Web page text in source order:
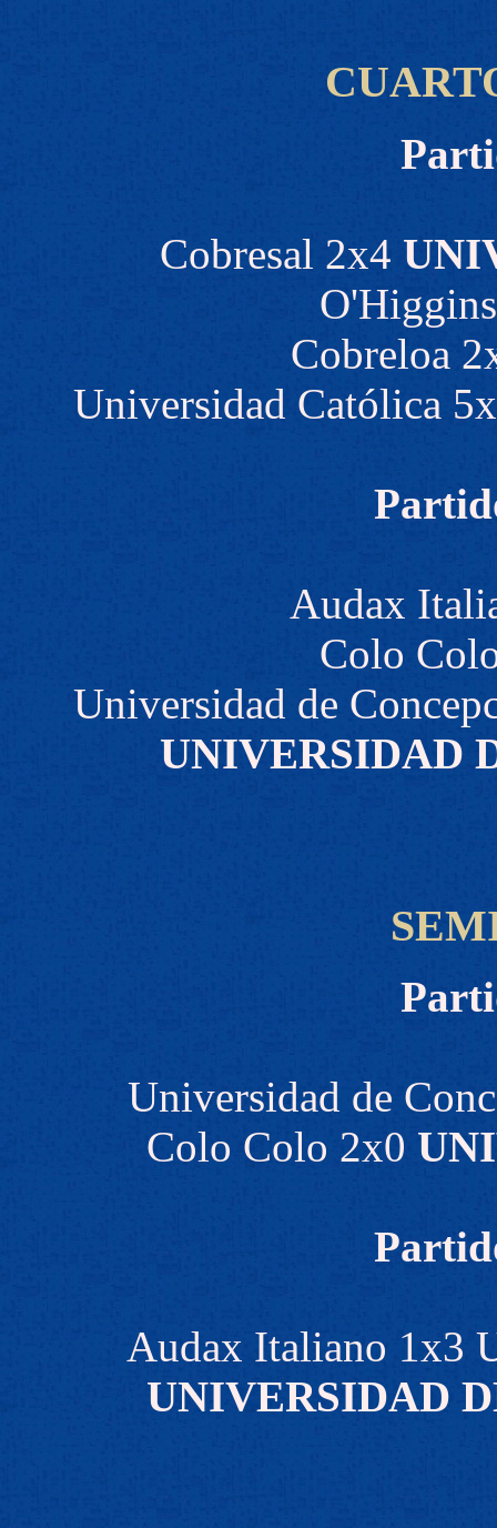
Cobresal 2x4
Cobreloa
Universidad Católica
Audax
Colo
Universidad de
UNIVERSIDAD
Universidad de
Colo Colo 2x0
Audax Italiano 1x3
UNIVERSIDAD